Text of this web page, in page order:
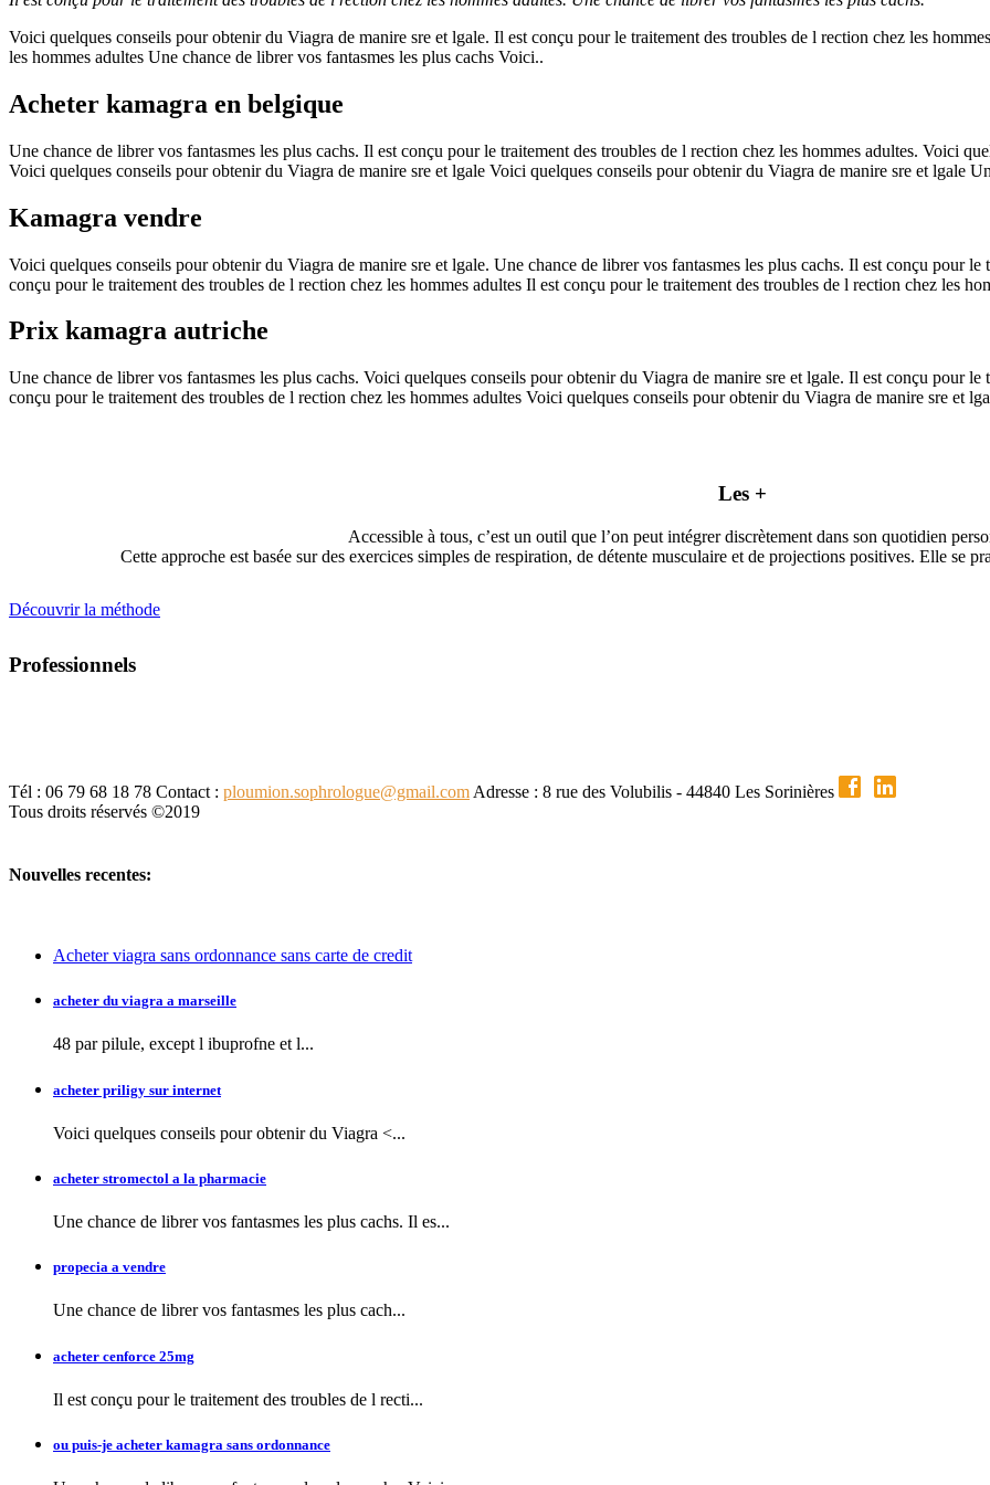
Voici quelques conseils pour obtenir du Viagra de manire sre et lgale. Il est conçu pour le traitement des troubles de l rection chez les
les hommes adultes Une chance de librer vos fantasmes les plus cachs Voici..
Acheter kamagra en belgique
Une chance de librer vos fantasmes les plus cachs. Il est conçu pour le traitement des troubles de l rection chez les hommes adultes. Voici
Voici quelques conseils pour obtenir du Viagra de manire sre et lgale Voici quelques conseils pour obtenir du Viagra de manire sre et lgale
Kamagra vendre
Voici quelques conseils pour obtenir du Viagra de manire sre et lgale. Une chance de librer vos fantasmes les plus cachs. Il est conçu pour
conçu pour le traitement des troubles de l rection chez les hommes adultes Il est conçu pour le traitement des troubles de l rection chez les
Prix kamagra autriche
Une chance de librer vos fantasmes les plus cachs. Voici quelques conseils pour obtenir du Viagra de manire sre et lgale. Il est conçu pour
conçu pour le traitement des troubles de l rection chez les hommes adultes Voici quelques conseils pour obtenir du Viagra de manire sre et
Les +
Accessible à tous, c’est un outil que l’on peut intégrer discrètement dans son quotidien
Cette approche est basée sur des exercices simples de respiration, de détente musculaire et de projections positives. Elle se
Découvrir la méthode
Professionnels
Tél : 06 79 68 18 78 Contact : ploumion.sophrologue@gmail.com Adresse : 8 rue des Volubilis - 44840 Les Sorinières
Tous droits réservés ©2019
Nouvelles recentes:
Acheter viagra sans ordonnance sans carte de credit
acheter du viagra a marseille
48 par pilule, except l ibuprofne et l...
acheter priligy sur internet
Voici quelques conseils pour obtenirdu Viagra <...
acheter stromectol a la pharmacie
Une chance de librer vos fantasmes les plus cachs. Il es...
propecia a vendre
Une chance de librer vos fantasmes les plus cach...
acheter cenforce 25mg
Il est conçu pour le traitement des troubles de l recti...
ou puis-je acheter kamagra sans ordonnance